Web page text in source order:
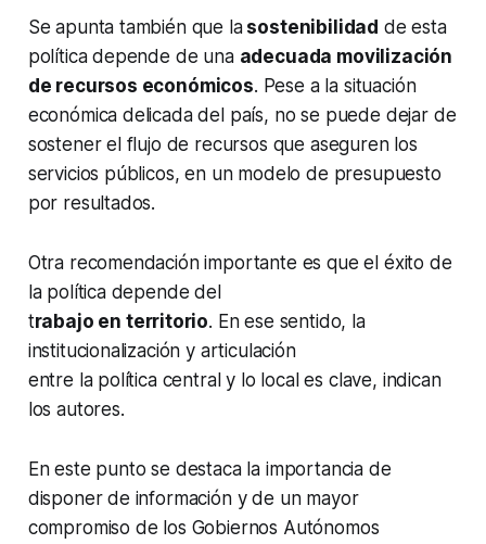
Se apunta también que lasostenibilidad de esta
política depende de una adecuada movilización
de recursos económicos. Pese a la situación
económica delicada del país, no se puede dejar de
sostener el flujo de recursos que aseguren los
servicios públicos, en un modelo de presupuesto
por resultados.
Otra recomendación importante es que el éxito de
la política depende del
trabajo en territorio. En ese sentido, la
institucionalización y articulación
entre la política central y lo local es clave, indican
los autores.
En este punto se destaca la importancia de
disponer de información y de un mayor
compromiso de los Gobiernos Autónomos